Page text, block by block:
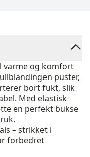
varme og komfort
puster,
bort fukt, slik
Med elastisk
en perfekt bukse
– strikket i
forbedret